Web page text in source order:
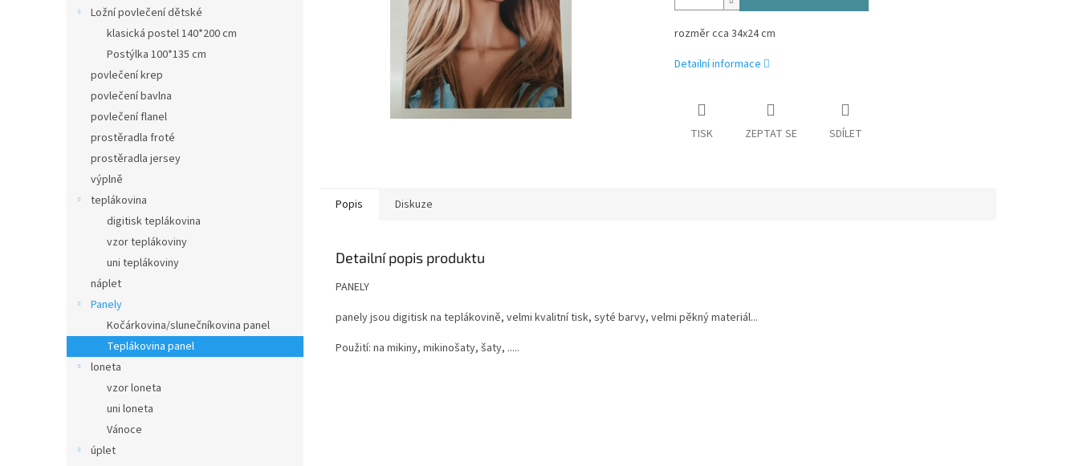
Ložní povlečení dětské
klasická postel 140*200 cm
Postýlka 100*135 cm
povlečení krep
povlečení bavlna
povlečení flanel
prostěradla froté
prostěradla jersey
výplně
teplákovina
digitisk teplákovina
vzor teplákoviny
uni teplákoviny
náplet
Panely
Kočárkovina/slunečníkovina panel
Teplákovina panel
loneta
vzor loneta
uni loneta
Vánoce
úplet
rozměr cca 34x24 cm
Detailní informace
TISK ZEPTAT SE SDÍLET
Popis Diskuze
Detailní popis produktu
PANELY
panely jsou digitisk na teplákovině, velmi kvalitní tisk, syté barvy, velmi pěkný materiál...
Použití: na mikiny, mikinošaty, šaty, .....